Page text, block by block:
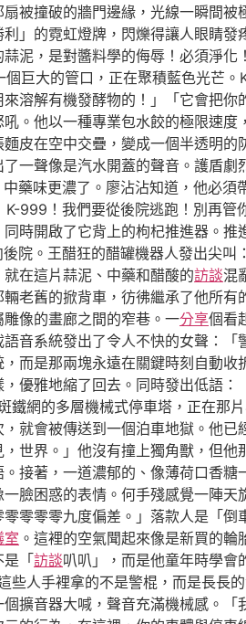
被撞破的牆門邊緣，光線一瞬間
」的霓虹燈牌，閃爍得讓人眼睛
泥，是對醬料學的侮辱！必須淨化
巨大的管口，正在聚積藍色光芒
來溶解有機發酵物的！」「它會把
。他以一種專業包水餃的極限速
皮在空中交疊，變成一個半透明
一聲像是汽水開蓋的聲音。護盾
藥味更濃了。廖沾沾知道，他必
999！我們要從後院逃跑！別再管
時開啟了它背上的枸杞推進器。
院。王醋狂的醋罐機器人發出尖
在這片蒜泥、中藥和醋酸的訪談混
老舊的掀背車，彷彿繼承了他所有
像的畫廊之間的窄巷。一分享個看
音系統發出了令人不快的女聲：
而是那兩塊永遠在關鍵時刻自動
優雅地縮了回去。同時發出低語
鐵網的多層機械式停車塔，正在那
就會被傳送到一個泊車地獄。他
世界。」他沒有撞上獨角獸，但
接著，一道濃郁的、像薄荷口香
臉困惑的表情。何手殘感覺一陣
零零九度偏差。」落款人是「倒
室 。這裡的空氣聞起來像是新買的
是「訪談叭叭」，而是他童年時學會
人手裡拿的不是警棍，而是長長
擴音器大喊，聲音充滿機械感。